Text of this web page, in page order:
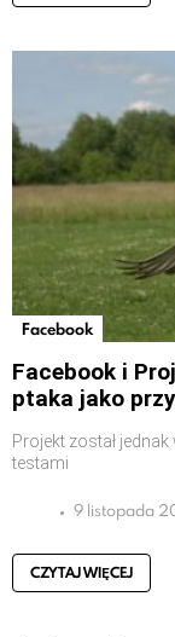
Facebook
Facebook i
ptaka jako
Projekt został
testami
9 listopada
CZYTAJ WIĘCEJ